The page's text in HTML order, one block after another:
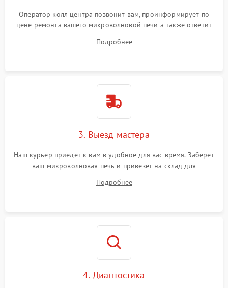
Оператор колл центра позвонит вам, проинформирует по
цене ремонта вашего микроволновой печи а также ответит
Подробнее
3. Выезд мастера
Наш курьер приедет к вам в удобное для вас время. Заберет
ваш микроволновая печь и привезет на склад для
Подробнее
4. Диагностика